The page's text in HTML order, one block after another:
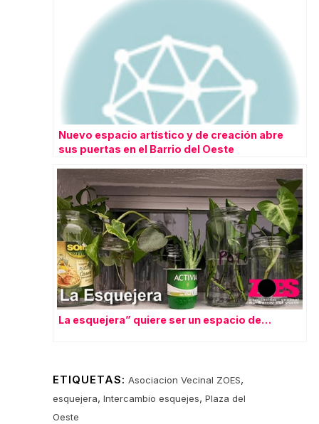
Nuevo espacio artístico y de creación abre
sus puertas en el Barrio del Oeste
La esquejera” quiere ser un espacio de…
ETIQUETAS: Asociacion Vecinal ZOES,
esquejera, Intercambio esquejes, Plaza del
Oeste